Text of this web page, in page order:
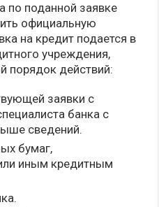
по поданной заявке
официальную
на кредит подается в
учреждения,
порядок действий:
заявки с
банка с
сведений.
бумаг,
иным кредитным